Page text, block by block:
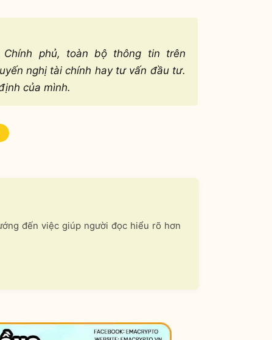
phủ, toàn bộ thông tin trên
nghị tài chính hay tư vấn đầu tư.
của mình.
đến việc giúp người đọc hiểu rõ hơn